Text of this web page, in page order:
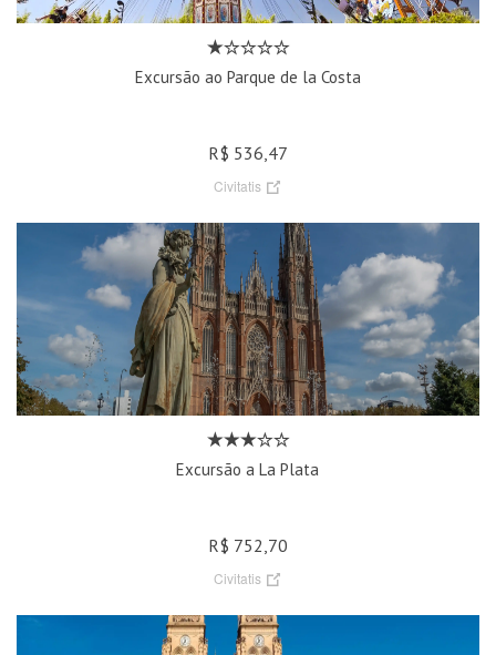
Excursão ao Parque de la Costa
R$ 536,47
Civitatis
Excursão a La Plata
R$ 752,70
Civitatis